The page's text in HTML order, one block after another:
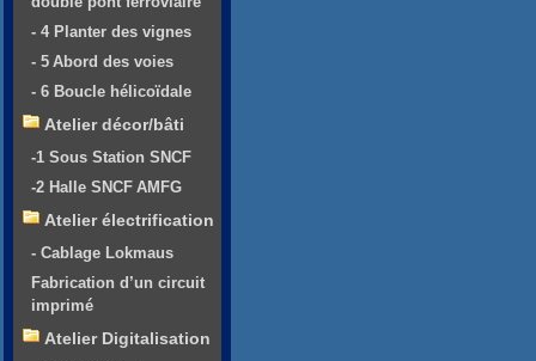
- 4 Planter des vignes
- 5 Abord des voies
- 6 Boucle hélicoïdale
Atelier décor/bâti
-1 Sous Station SNCF
-2 Halle SNCF AMFG
Atelier électrification
- Cablage Lokmaus
Fabrication d’un circuit
imprimé
Atelier Digitalisation